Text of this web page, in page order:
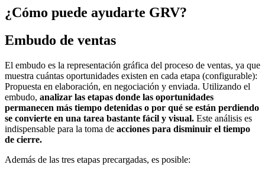
¿Cómo puede ayudarte GRV?
Embudo de ventas
El embudo es la representación gráfica del proceso de ventas, ya que
muestra cuántas oportunidades existen en cada etapa (configurable):
Propuesta en elaboración, en negociación y enviada. Utilizando el
embudo, analizar las etapas donde las oportunidades
permanecen más tiempo detenidas o por qué se están perdiendo
se convierte en una tarea bastante fácil y visual. Este análisis es
indispensable para la toma de acciones para disminuir el tiempo
de cierre.
Además de las tres etapas precargadas, es posible: